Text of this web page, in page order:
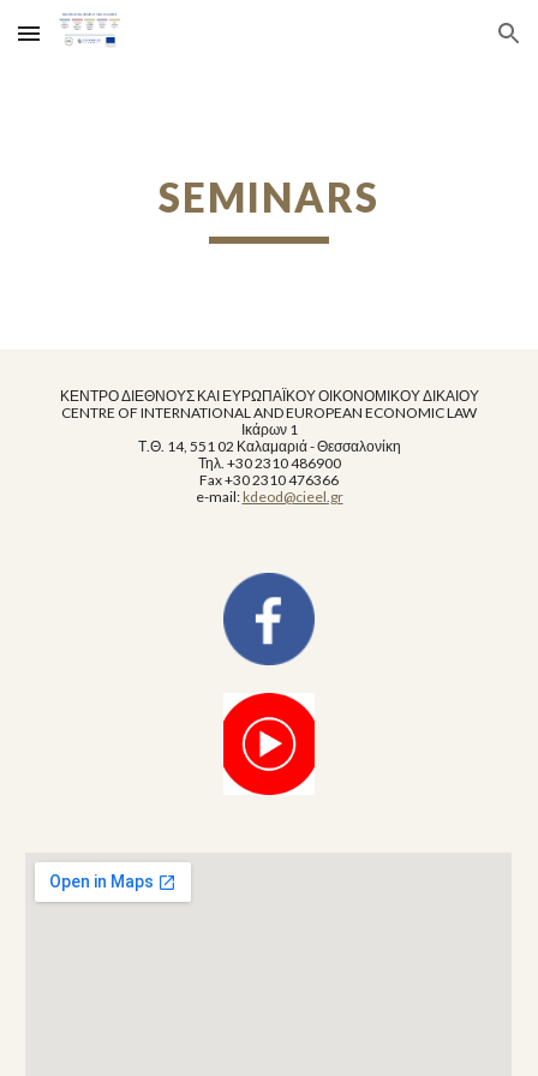
Skip to main content Skip to navigation
SEMINARS
ΚΕΝΤΡΟ ΔΙΕΘΝΟΥΣ ΚΑΙ ΕΥΡΩΠΑΪΚΟΥ ΟΙΚΟΝΟΜΙΚΟΥ ΔΙΚΑΙΟΥ
CENTRE OF INTERNATIONAL AND EUROPEAN ECONOMIC LAW
Ικάρων 1
Τ.Θ. 14, 551 02 Καλαμαριά - Θεσσαλονίκη
Τηλ. +30 2310 486900
Fax +30 2310 476366
e-mail: kdeod@cieel.gr